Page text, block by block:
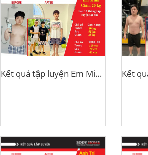
Kết quả tập luyện Em Minh giảm 25kg